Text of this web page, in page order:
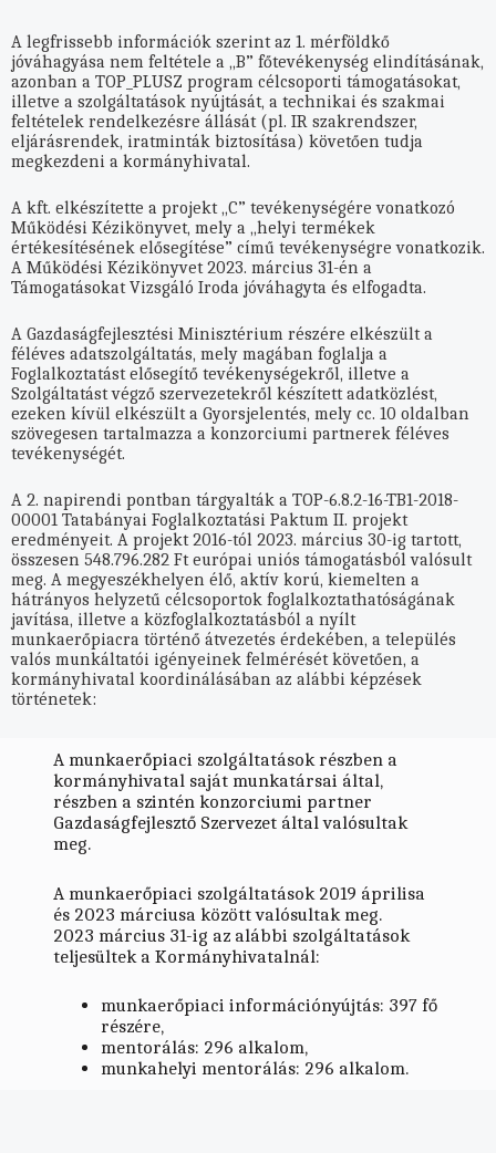
A legfrissebb információk szerint az 1. mérföldkő
jóváhagyása nem feltétele a „B” főtevékenység elindításának,
azonban a TOP_PLUSZ program célcsoporti támogatásokat,
illetve a szolgáltatások nyújtását, a technikai és szakmai
feltételek rendelkezésre állását (pl. IR szakrendszer,
eljárásrendek, iratminták biztosítása) követően tudja
megkezdeni a kormányhivatal.
A kft. elkészítette a projekt „C” tevékenységére vonatkozó
Működési Kézikönyvet, mely a „helyi termékek
értékesítésének elősegítése” című tevékenységre vonatkozik.
A Működési Kézikönyvet 2023. március 31-én a
Támogatásokat Vizsgáló Iroda jóváhagyta és elfogadta.
A Gazdaságfejlesztési Minisztérium részére elkészült a
féléves adatszolgáltatás, mely magában foglalja a
Foglalkoztatást elősegítő tevékenységekről, illetve a
Szolgáltatást végző szervezetekről készített adatközlést,
ezeken kívül elkészült a Gyorsjelentés, mely cc. 10 oldalban
szövegesen tartalmazza a konzorciumi partnerek féléves
tevékenységét.
A 2. napirendi pontban tárgyalták a TOP-6.8.2-16-TB1-2018-
00001 Tatabányai Foglalkoztatási Paktum II. projekt
eredményeit. A projekt 2016-tól 2023. március 30-ig tartott,
összesen 548.796.282 Ft európai uniós támogatásból valósult
meg. A megyeszékhelyen élő, aktív korú, kiemelten a
hátrányos helyzetű célcsoportok foglalkoztathatóságának
javítása, illetve a közfoglalkoztatásból a nyílt
munkaerőpiacra történő átvezetés érdekében, a település
valós munkáltatói igényeinek felmérését követően, a
kormányhivatal koordinálásában az alábbi képzések
történetek:
A munkaerőpiaci szolgáltatások részben a
kormányhivatal saját munkatársai által,
részben a szintén konzorciumi partner
Gazdaságfejlesztő Szervezet által valósultak
meg.
A munkaerőpiaci szolgáltatások 2019 áprilisa
és 2023 márciusa között valósultak meg.
2023 március 31-ig az alábbi szolgáltatások
teljesültek a Kormányhivatalnál:
munkaerőpiaci információnyújtás: 397 fő
részére,
mentorálás: 296 alkalom,
munkahelyi mentorálás: 296 alkalom.